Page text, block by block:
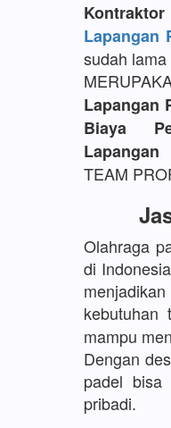
Lapangan
sudah
Lapangan
Biaya
Lapangan
TEAM
Olahraga
di
kebutuhan
mampu
Dengan
padel bisa
pribadi.